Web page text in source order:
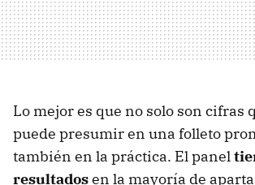
Lo mejor es que no solo son cifras
puede presumir en una folleto
también en la práctica. El panel
resultadosen la mayoría de